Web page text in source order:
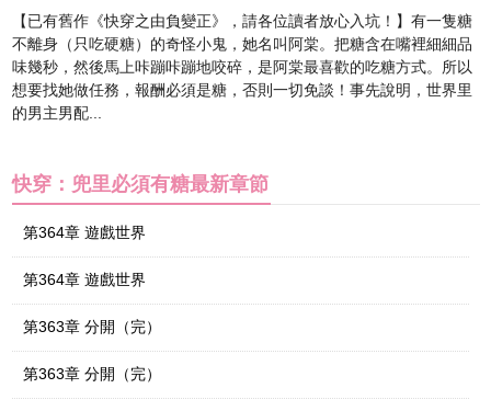
【已有舊作《快穿之由負變正》，請各位讀者放心入坑！】有一隻糖
不離身（只吃硬糖）的奇怪小鬼，她名叫阿棠。把糖含在嘴裡細細品
味幾秒，然後馬上咔蹦咔蹦地咬碎，是阿棠最喜歡的吃糖方式。所以
想要找她做任務，報酬必須是糖，否則一切免談！事先說明，世界里
的男主男配...
快穿：兜里必須有糖最新章節
第364章 遊戲世界
第364章 遊戲世界
第363章 分開（完）
第363章 分開（完）